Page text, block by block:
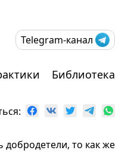
Telegram-канал
Библиотека
добродетели, то как же